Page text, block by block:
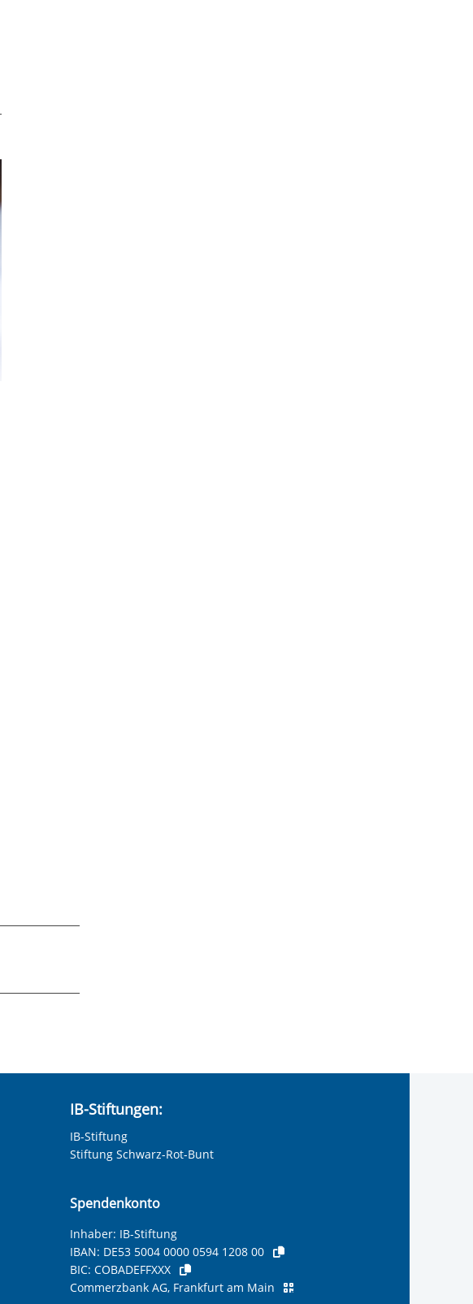
IB-Stiftungen:
IB-Stiftung
Stiftung Schwarz-Rot-Bunt
Spendenkonto
Inhaber: IB-Stiftung
IBAN: DE53 5004 0000 0594 1208 00
BIC: COBADEFFXXX
Commerzbank AG, Frankfurt am Main